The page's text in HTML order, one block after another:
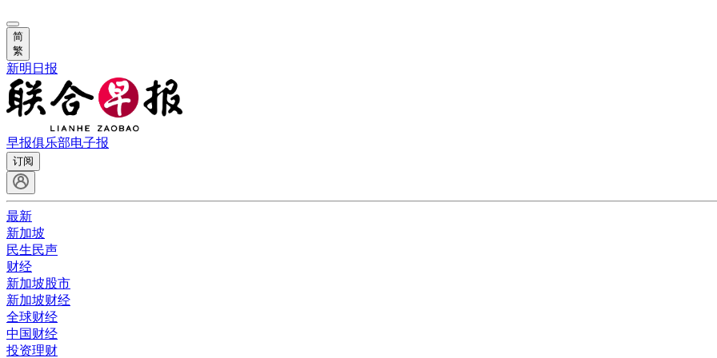
简
繁
新明日报
早报俱乐部电子报
订阅
最新
新加坡
民生民声
财经
新加坡股市
新加坡财经
全球财经
中国财经
投资理财